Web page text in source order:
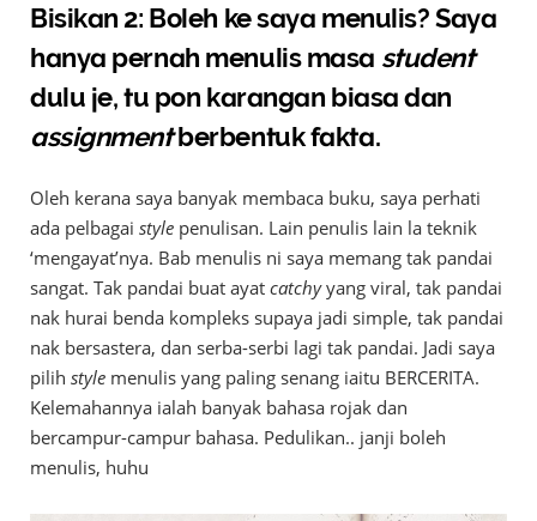
Bisikan 2: Boleh ke saya menulis? Saya
hanya pernah menulis masa student
dulu je, tu pon karangan biasa dan
assignmentberbentuk fakta.
Oleh kerana saya banyak membaca buku, saya perhati
ada pelbagai style penulisan. Lain penulis lain la teknik
‘mengayat’nya. Bab menulis ni saya memang tak pandai
sangat. Tak pandai buat ayat catchyyang viral, tak pandai
nak hurai benda kompleks supaya jadi simple, tak pandai
nak bersastera, dan serba-serbi lagi tak pandai. Jadi saya
pilih style menulis yang paling senang iaitu BERCERITA.
Kelemahannya ialah banyak bahasa rojak dan
bercampur-campur bahasa. Pedulikan.. janji boleh
menulis, huhu